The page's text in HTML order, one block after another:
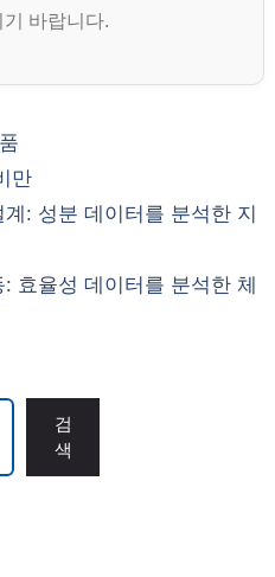
바랍니다.
만
: 성분 데이터를 분석한 지
효율성 데이터를 분석한 체
검
색